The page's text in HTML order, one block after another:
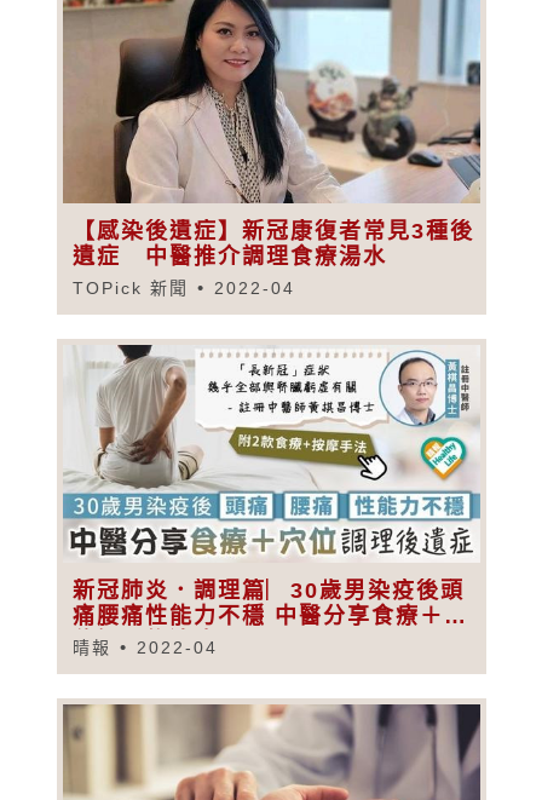
【感染後遺症】新冠康復者常見3種後
遺症 中醫推介調理食療湯水
TOPick 新聞 2022-04
新冠肺炎．調理篇︳30歲男染疫後頭
痛腰痛性能力不穩 中醫分享食療＋穴
位調理後遺症
晴報 2022-04